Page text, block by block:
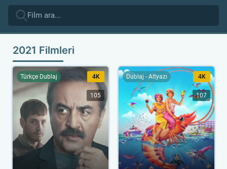
2021 Filmleri
Türkçe Dublaj 4K
105
Dublaj - Altyazı 4K
107